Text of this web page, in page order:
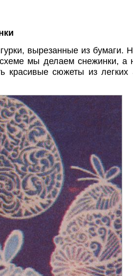
вырезанные из бумаги.
мы делаем снежинки, а
красивые сюжеты из легких